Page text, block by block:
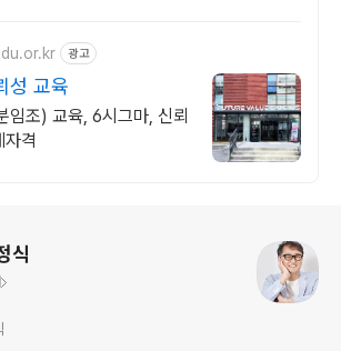
광고
성 교육
임조) 교육, 6시그마, 신뢰
격
식